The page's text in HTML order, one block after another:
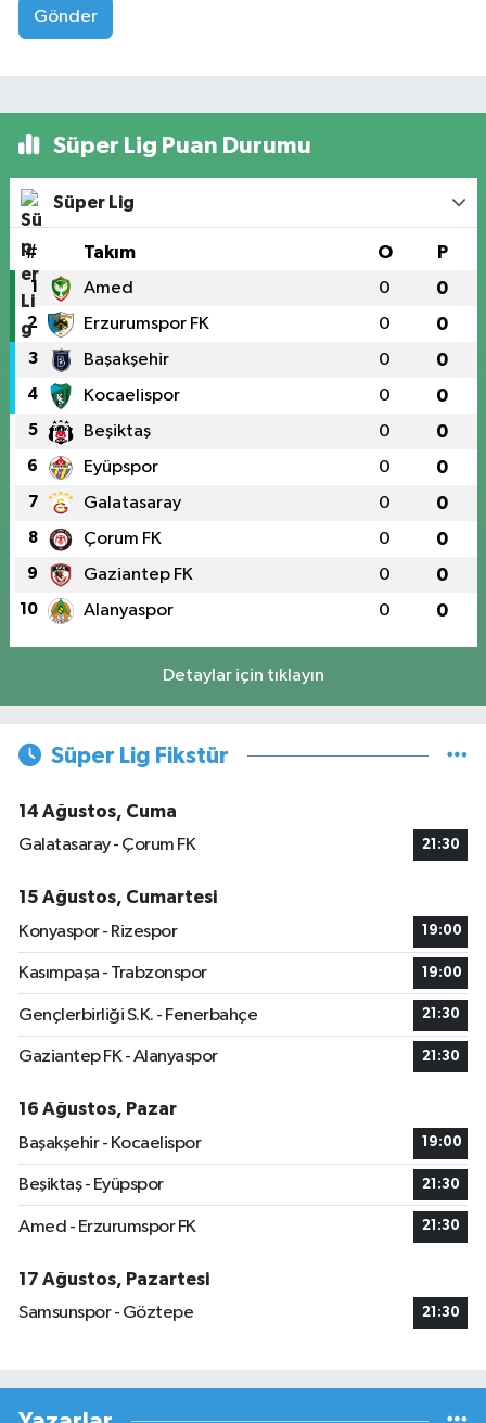
Gönder
Süper Lig Puan Durumu
Süper Lig
# Takım O P
1 Amed 0 0
2 Erzurumspor FK 0 0
3 Başakşehir 0 0
4 Kocaelispor 0 0
5 Beşiktaş 0 0
6 Eyüpspor 0 0
7 Galatasaray 0 0
8 Çorum FK 0 0
9 Gaziantep FK 0 0
10 Alanyaspor 0 0
Detaylar için tıklayın
Süper Lig Fikstür
14 Ağustos, Cuma
Galatasaray - Çorum FK
21:30
15 Ağustos, Cumartesi
Konyaspor - Rizespor
19:00
Kasımpaşa - Trabzonspor 19:00
Gençlerbirliği S.K. - Fenerbahçe 21:30
Gaziantep FK - Alanyaspor 21:30
16 Ağustos, Pazar
Başakşehir - Kocaelispor
19:00
Beşiktaş - Eyüpspor 21:30
Amed - Erzurumspor FK 21:30
17 Ağustos, Pazartesi
Samsunspor - Göztepe
21:30